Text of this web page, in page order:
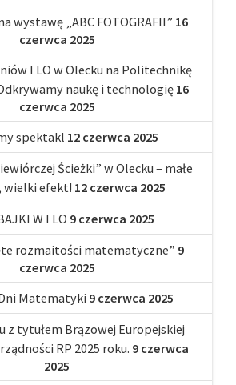
wystawę „ABC FOTOGRAFII” 16
czerwca 2025
I LO w Olecku na Politechnikę
naukę i technologię 16
czerwca 2025
spektakl 12 czerwca 2025
Ścieżki” w Olecku – małe
wielki efekt! 12 czerwca 2025
W I LO 9 czerwca 2025
rozmaitości matematyczne” 9
czerwca 2025
Matematyki 9 czerwca 2025
z tytułem Brązowej Europejskiej
RP 2025 roku. 9 czerwca
2025